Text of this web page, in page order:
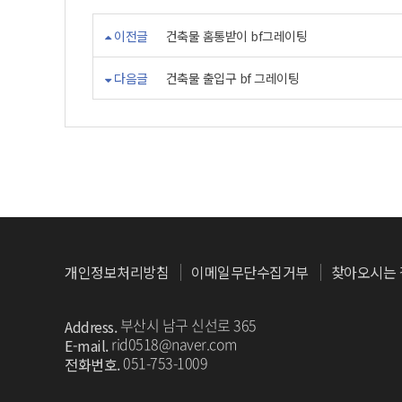
이전글 건축물 홈통받이 bf그레이팅
다음글 건축물 출입구 bf 그레이팅
개인정보처리방침 이메일무단수집거부 찾아오시는
Address. 부산시 남구 신선로 365
E-mail.rid0518@naver.com
전화번호.051-753-1009